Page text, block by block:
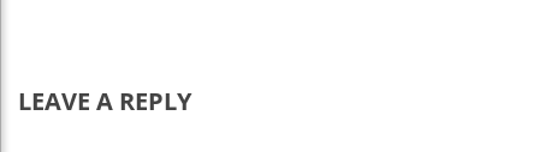
LEAVE A REPLY